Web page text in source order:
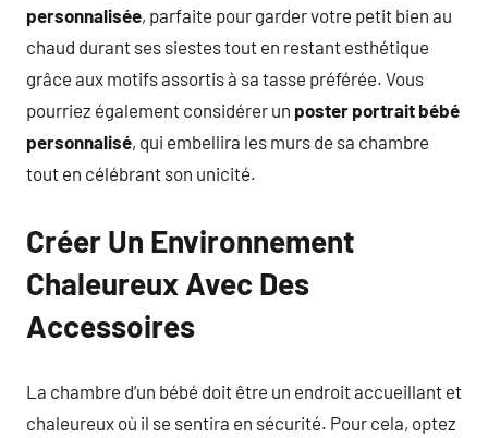
personnalisée, parfaite pour garder votre petit bien au
chaud durant ses siestes tout en restant esthétique
grâce aux motifs assortis à sa tasse préférée. Vous
pourriez également considérer un poster portrait bébé
personnalisé, qui embellira les murs de sa chambre
tout en célébrant son unicité.
Créer Un Environnement
Chaleureux Avec Des
Accessoires
La chambre d’un bébé doit être un endroit accueillant et
chaleureux où il se sentira en sécurité. Pour cela, optez